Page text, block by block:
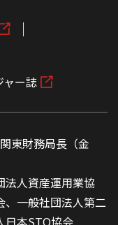
ャー誌
東財務局長（金
法人資産運用業協
、一般社団法人第二